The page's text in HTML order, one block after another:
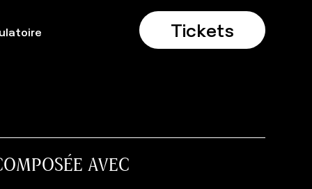
Tickets
AVEC